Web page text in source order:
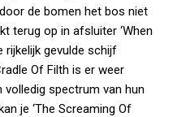
de bomen het bos niet
terug op in afsluiter ‘When
rijkelijk gevulde schijf
Of Filth is er weer
spectrum van hun
je ‘The Screaming Of